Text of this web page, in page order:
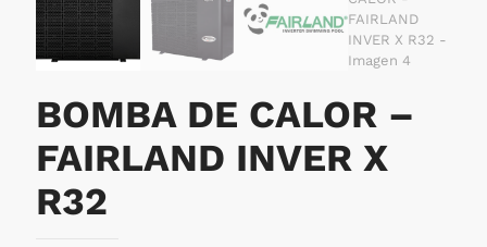
BOMBA DE CALOR –
FAIRLAND INVER X
R32